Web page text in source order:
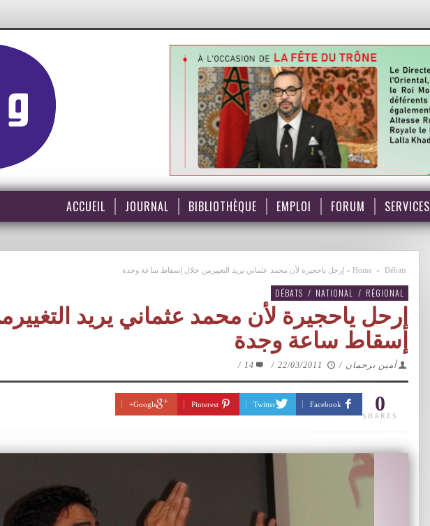
ACCUEIL JOURNAL BIBLIOTHÈQUE EMPLOI FORUM SERVICES
Home » Débats
» إرحل ياحجيرة لأن محمد عثماني يريد التغييرمن خلال إسقاط ساعة وجدة
DÉBATS / NATIONAL / RÉGIONAL
إرحل ياحجيرة لأن محمد عثماني يريد
إسقاط ساعة وجدة
أمين برحمان /
22/03/2011
/
14
/
0
SHARES
Facebook
Twitter
Pinterest
Google+